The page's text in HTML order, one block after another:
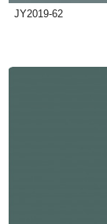
JY2019-62